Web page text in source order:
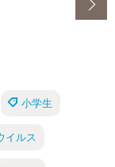
小学生
イルス